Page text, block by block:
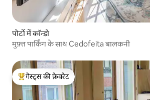
पोर्टो में कॉन्डो
मुफ़्त पार्किंग के साथ Cedofeita बालकनी
गेस्ट्स का टॉप फ़ेवरेट
गेस्ट्स की फ़ेवरेट